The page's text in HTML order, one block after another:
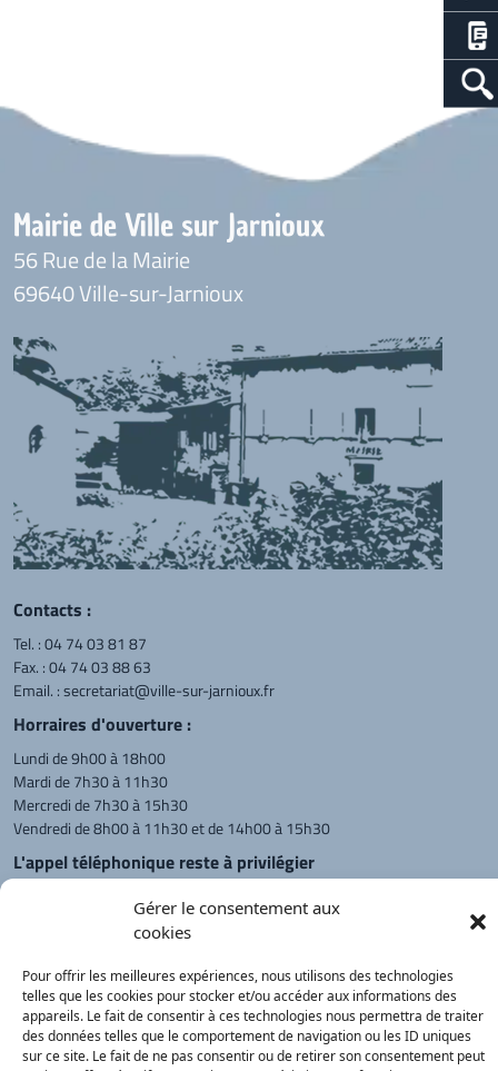
Gérer le consentement aux
cookies
Pour offrir les meilleures expériences, nous utilisons des technologies
telles que les cookies pour stocker et/ou accéder aux informations des
appareils. Le fait de consentir à ces technologies nous permettra de traiter
des données telles que le comportement de navigation ou les ID uniques
sur ce site. Le fait de ne pas consentir ou de retirer son consentement peut
Mairie de Ville sur Jarnioux
56 Rue de la Mairie
69640 Ville-sur-Jarnioux
Contacts :
Tel. :04 74 03 81 87
Fax. : 04 74 03 88 63
Email. :secretariat@ville-sur-jarnioux.fr
Horraires d'ouverture :
Lundi de 9h00 à 18h00
Mardi de 7h30 à 11h30
Mercredi de 7h30 à 15h30
Vendredi de 8h00 à 11h30 et de 14h00 à 15h30
L'appel téléphonique reste à privilégier
Monsieur le Maire et les adjoints
reçoivent sur rendez-vous.
Retour à l'accueil Actualités PanneauPocket Recherche